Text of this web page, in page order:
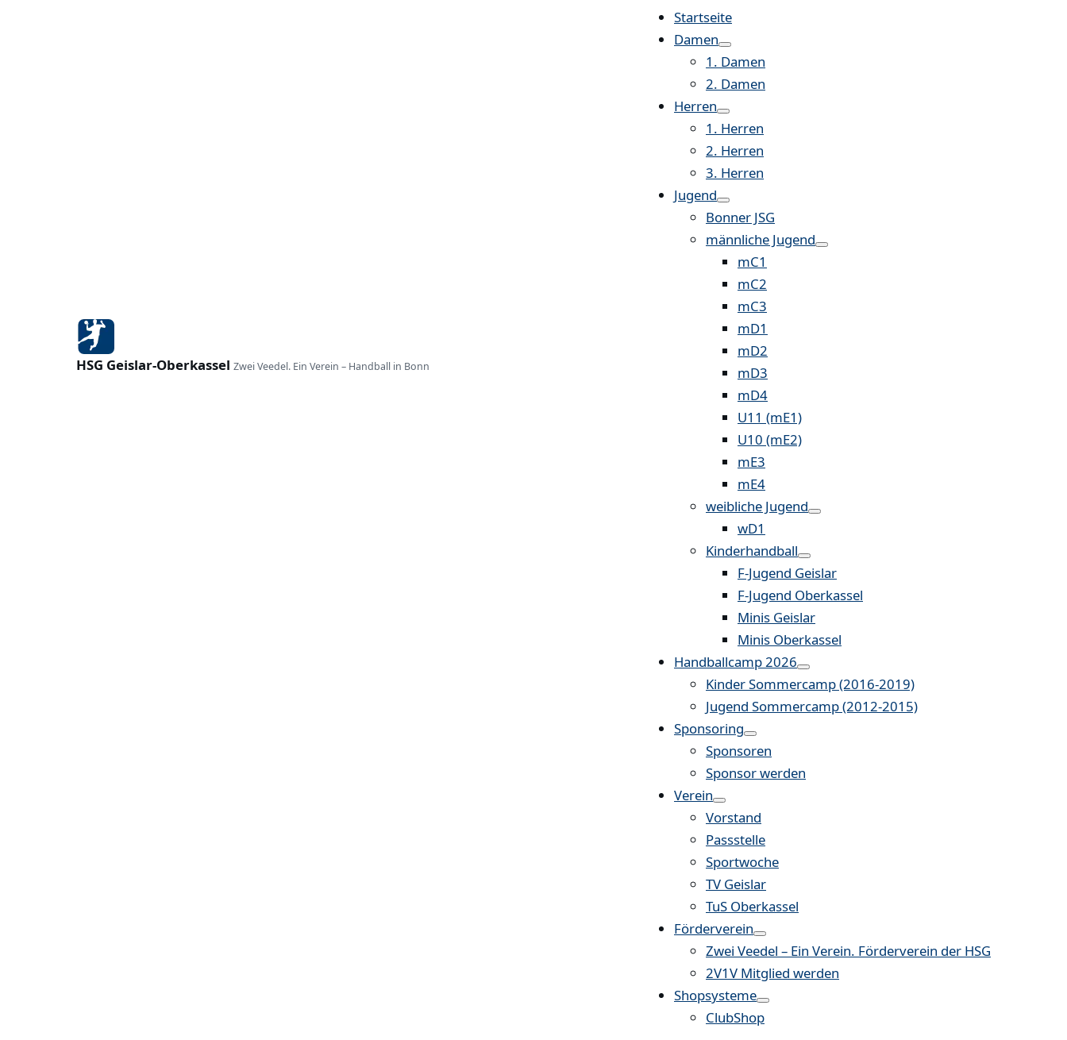
HSG Geislar-Oberkassel Zwei Veedel. Ein Verein – Handball in Bonn
Startseite
Damen
1. Damen
2. Damen
Herren
1. Herren
2. Herren
3. Herren
Jugend
Bonner JSG
männliche Jugend
mC1
mC2
mC3
mD1
mD2
mD3
mD4
U11 (mE1)
U10 (mE2)
mE3
mE4
weibliche Jugend
wD1
Kinderhandball
F-Jugend Geislar
F-Jugend Oberkassel
Minis Geislar
Minis Oberkassel
Handballcamp 2026
Kinder Sommercamp (2016-2019)
Jugend Sommercamp (2012-2015)
Sponsoring
Sponsoren
Sponsor werden
Verein
Vorstand
Passstelle
Sportwoche
TV Geislar
TuS Oberkassel
Förderverein
Zwei Veedel – Ein Verein. Förderverein der HSG
2V1V Mitglied werden
Shopsysteme
ClubShop